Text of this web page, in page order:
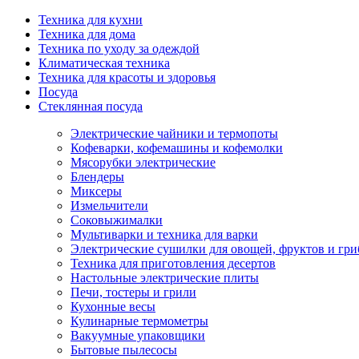
Техника для кухни
Техника для дома
Техника по уходу за одеждой
Климатическая техника
Техника для красоты и здоровья
Посуда
Стеклянная посуда
Электрические чайники и термопоты
Кофеварки, кофемашины и кофемолки
Мясорубки электрические
Блендеры
Миксеры
Измельчители
Соковыжималки
Мультиварки и техника для варки
Электрические сушилки для овощей, фруктов и
Техника для приготовления десертов
Настольные электрические плиты
Печи, тостеры и грили
Кухонные весы
Кулинарные термометры
Вакуумные упаковщики
Бытовые пылесосы